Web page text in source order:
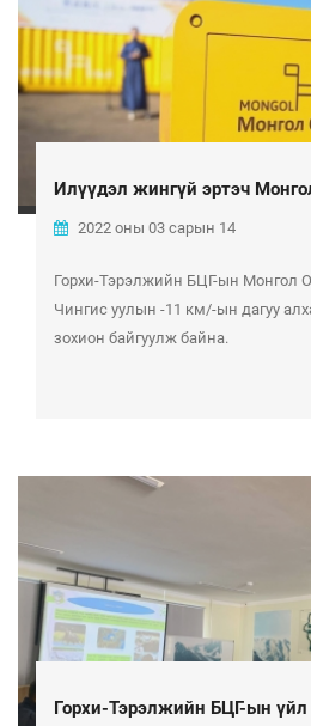
Илүүдэл жингүй эртэч
2022 оны 03 сарын 14
Горхи-Тэрэлжийн БЦГ-ын Монгол
Чингис уулын -11 км/-ын дагуу
зохион байгуулж байна.
Горхи-Тэрэлжийн БЦГ-ын